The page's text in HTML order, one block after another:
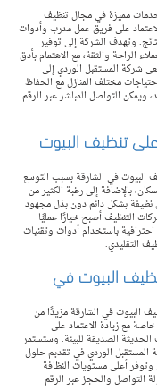
مميزة في مجال تنظيف
على فريق عمل مدرب وأدوات
وتهدف الشركة إلى توفير
الراحة والثقة، مع الاهتمام بأدق
شركة المستقبل الوردي إلى
مختلف المنازل مع الحفاظ
ويمكن التواصل المباشر عبر الرقم
على تنظيف البيوت
البيوت في الشارقة بسبب التوسع
بالإضافة إلى رغبة الكثير من
نظيفة بشكل دائم دون بذل مجهود
التنظيف أصبح خيارًا عمليًا
باستخدام أدوات وتقنيات
التقليدي.
البيوت في
البيوت في الشارقة مزيدًا من
مع زيادة الاعتماد على
الحديثة الصديقة للبيئة. وستستمر
الوردي في تقديم حلول
وتوفر أعلى مستويات النظافة
التواصل والحجز عبر الرقم